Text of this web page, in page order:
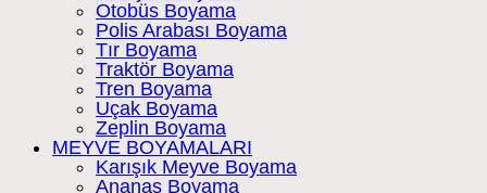
Otobüs Boyama
Polis Arabası Boyama
Tır Boyama
Traktör Boyama
Tren Boyama
Uçak Boyama
Zeplin Boyama
MEYVE BOYAMALARI
Karışık Meyve Boyama
Ananas Boyama